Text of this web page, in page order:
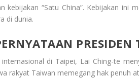
kebijakan “Satu China”. Kebijakan ini
di dunia.
PRESIDEN
di Taipei, Lai Ching-te
rakyat Taiwan memegang hak penuh